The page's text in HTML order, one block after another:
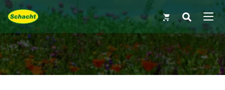
Skip
content
for: